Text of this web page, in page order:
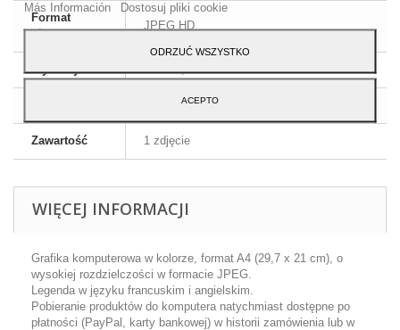
Format
obrazu
JPEG HD
Wymiary A4 - 29,7 x 21 cm
Angielski i francuski
Zawartość 1 zdjęcie
WIĘCEJ INFORMACJI
Grafika komputerowa w kolorze, format A4 (29,7 x 21 cm), o
wysokiej rozdzielczości w formacie JPEG.
Legenda w języku francuskim i angielskim.
Pobieranie produktów do komputera natychmiast dostępne po
płatności (PayPal, karty bankowej) w historii zamówienia lub w
Más Información
Dostosuj pliki cookie
ODRZUĆ WSZYSTKO
ACEPTO